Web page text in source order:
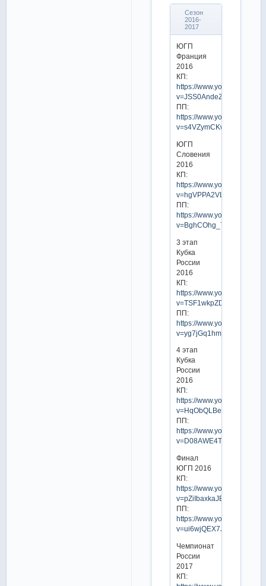
Сезон
2016-
2017
ЮГП
Франция
2016
КП:
https://www.youtube.com/
v=JSS0AndeZF0
ПП:
https://www.youtube.com/
v=s4VZymCKwhg
ЮГП
Словения
2016
КП:
https://www.youtube.com/
v=hgVPPA2VLvw
ПП:
https://www.youtube.com/
v=BghCOhg_7oE
3 этап
Кубка
России
2016
КП:
https://www.youtube.com/
v=TSF1wkpZD2U
ПП:
https://www.youtube.com/
v=yg7jGq1hmjE
4 этап
Кубка
России
2016
КП:
https://www.youtube.com/
v=HqObQLBewHY
ПП:
https://www.youtube.com/
v=D08AWE4TfBc
Финал
ЮГП 2016
КП:
https://www.youtube.com/
v=pZiIbaxkaJE
ПП:
https://www.youtube.com/
v=ui6wjQEX7Jg
Чемпионат
России
2017
КП: